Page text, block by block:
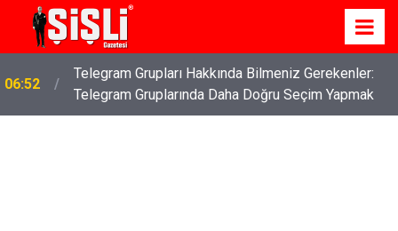
04:43
İş Davaları: Haklarınızı Bilmek ve Koruma Altına
Almak